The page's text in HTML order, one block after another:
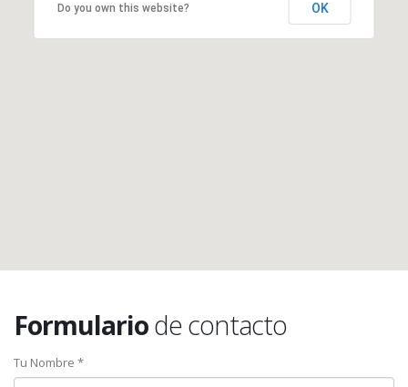
Do you own this website? OK
Formulariode contacto
Tu Nombre *